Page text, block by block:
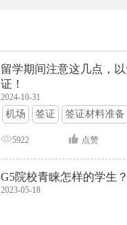
留学期间注意这几点，
证！
2024-10-31
机场 签证 签证材料准备
签证面试 签证申请攻略
5922 点赞
G5院校青睐怎样的学生？
2023-05-18